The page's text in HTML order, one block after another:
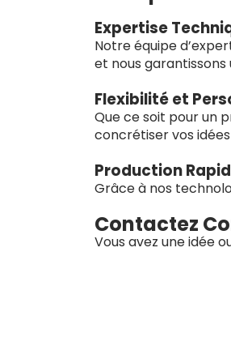
Expertise
Notre équipe
et nous
Flexibilité et
Que ce soit pour un
concrétiser vos
Production
Grâce à nos
Contactez
Vous avez une idée